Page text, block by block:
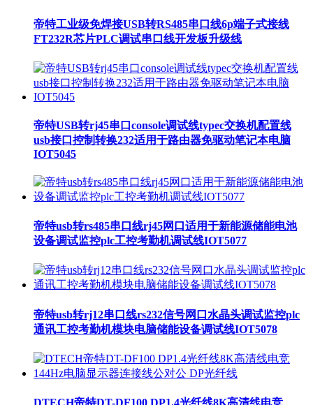
帝特工业级免焊接USB转RS485串口线6p端子式接线
FT232R芯片PLC调试串口线开发板升级线
帝特USB转rj45串口console调试线typec交换机配置线
usb接口控制转换232适用于路由器免驱动笔记本电脑
IOT5045
帝特usb转rs485串口线rj45网口适用于新能源储能电池
设备调试监控plc工控考勤机调试线IOT5077
帝特usb转rj12串口线rs232信号网口水晶头调试监控plc
通讯工控考勤机模块电脑储能设备调试线IOT5078